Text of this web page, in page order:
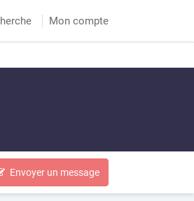
Mon compte
Envoyer un message